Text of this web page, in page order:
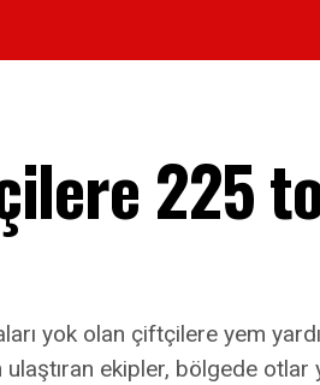
225
yok olan çiftçilere yem
ekipler, bölgede otlar